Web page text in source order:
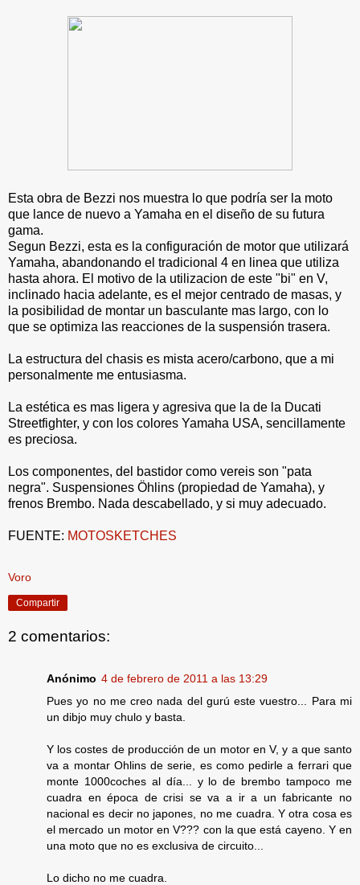
Esta obra de Bezzi nos muestra lo que podría ser la moto
que lance de nuevo a Yamaha en el diseño de su futura
gama.
Segun Bezzi, esta es la configuración de motor que utilizará
Yamaha, abandonando el tradicional 4 en linea que utiliza
hasta ahora. El motivo de la utilizacion de este "bi" en V,
inclinado hacia adelante, es el mejor centrado de masas, y
la posibilidad de montar un basculante mas largo, con lo
que se optimiza las reacciones de la suspensión trasera.
La estructura del chasis es mista acero/carbono, que a mi
personalmente me entusiasma.
La estética es mas ligera y agresiva que la de la Ducati
Streetfighter, y con los colores Yamaha USA, sencillamente
es preciosa.
Los componentes, del bastidor como vereis son "pata
negra". Suspensiones Öhlins (propiedad de Yamaha), y
frenos Brembo. Nada descabellado, y si muy adecuado.
FUENTE: MOTOSKETCHES
Voro
Compartir
2 comentarios:
Anónimo 4 de febrero de 2011 a las 13:29
Pues yo no me creo nada del gurú este vuestro... Para mi
un dibjo muy chulo y basta.
Y los costes de producción de un motor en V, y a que santo
va a montar Ohlins de serie, es como pedirle a ferrari que
monte 1000coches al día... y lo de brembo tampoco me
cuadra en época de crisi se va a ir a un fabricante no
nacional es decir no japones, no me cuadra. Y otra cosa es
el mercado un motor en V??? con la que está cayeno. Y en
una moto que no es exclusiva de circuito...
Lo dicho no me cuadra.